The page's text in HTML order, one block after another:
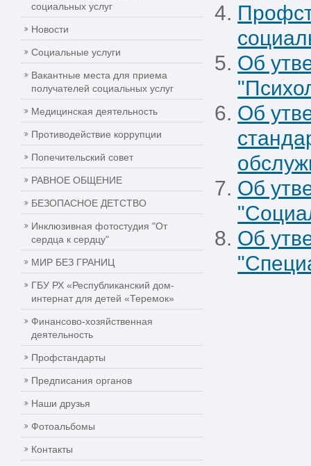
социальных услуг
Новости
Социальные услуги
Вакантные места для приема
получателей социальных услуг
Медицинская деятельность
Противодействие коррупции
Попечительский совет
РАВНОЕ ОБЩЕНИЕ
БЕЗОПАСНОЕ ДЕТСТВО
Инклюзивная фотостудия "От
сердца к сердцу"
МИР БЕЗ ГРАНИЦ
ГБУ РХ «Республиканский дом-
интернат для детей «Теремок»
Финансово-хозяйственная
деятельность
Профстандарты
Предписания органов
Наши друзья
Фотоальбомы
Контакты
Об
Об
Об
Об